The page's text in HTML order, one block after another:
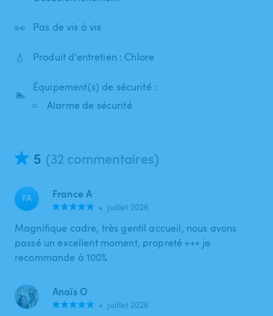
👀 Pas de vis à vis
💧 Produit d'entretien : Chlore
🏊
Équipement(s) de sécurité :
Alarme de sécurité
5 (32 commentaires)
FA France A
• juillet 2026
Magnifique cadre, très gentil accueil, nous avons
passé un excellent moment, propreté +++ je
recommande à 100%
Anaïs O
• juillet 2026